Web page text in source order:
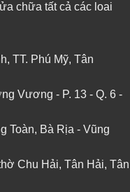
chữa tất cả các loai
TT. Phú Mỹ, Tân
Vương - P. 13 - Q. 6 -
Toàn, Bà Rịa - Vũng
Chu Hải, Tân Hải, Tân